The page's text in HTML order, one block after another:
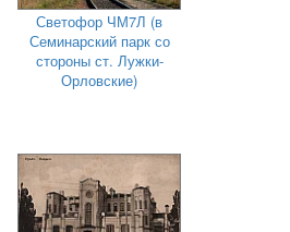
Светофор ЧМ7Л (в
Семинарский парк со
стороны ст. Лужки-
Орловские)